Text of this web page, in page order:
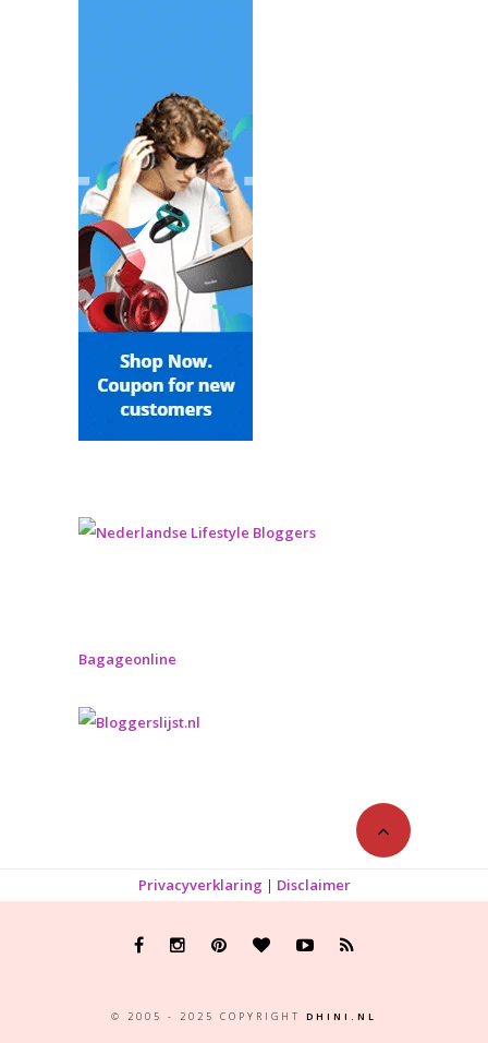
Bagageonline
Privacyverklaring | Disclaimer
© 2005 - 2025 COPYRIGHT DHINI.NL